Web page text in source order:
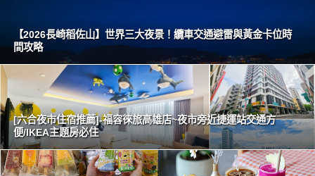
【2026長崎稻佐山】世界三大夜景！纜車交通避雷與黃金卡位時
間攻略
[六合夜市住宿推薦]-福容徠旅高雄店~夜市旁近捷運站交通方
便/IKEA主題房必住